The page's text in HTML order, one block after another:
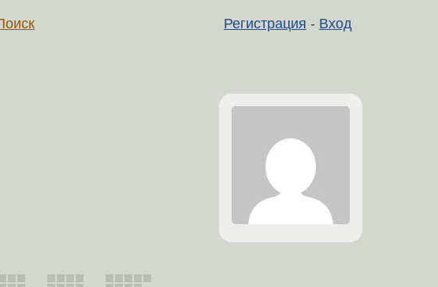
Регистрация - Вход